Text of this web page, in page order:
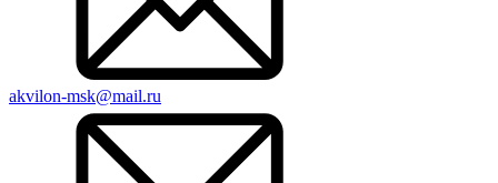
akvilon-msk@mail.ru